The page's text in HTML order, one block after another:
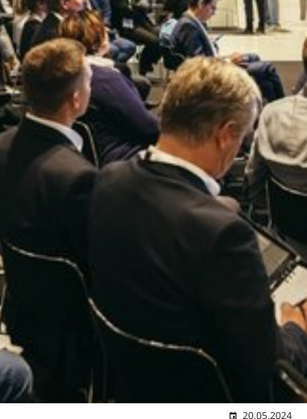
20.05.2024